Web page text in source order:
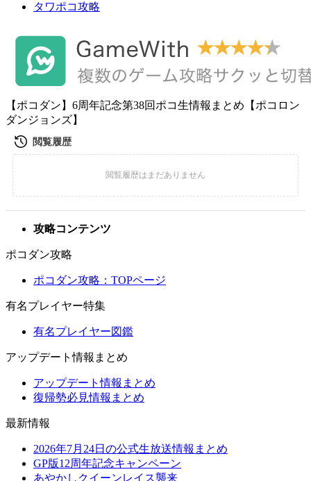
タワポコ攻略
【ポコダン】6周年記念第38回ポコ生情報まとめ【ポコロン
ダンジョンズ】
攻略コンテンツ
ポコダン攻略
ポコダン攻略：TOPページ
有名プレイヤー特集
有名プレイヤー図鑑
アップデート情報まとめ
アップデート情報まとめ
復帰勢必見情報まとめ
最新情報
2026年7月24日の公式生放送情報まとめ
GP版12周年記念キャンペーン
あやかしクイーンレイス襲来